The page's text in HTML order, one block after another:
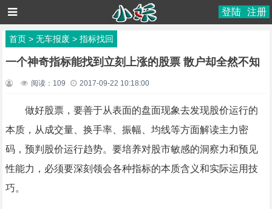
登陆 注册
首页> 无车报废 > 指标找回
一个神奇指标能找到立刻上涨的股票 散户却全然不知
阅读： 109 2017-09-22 10:18:00
做好股票，要善于从表面的盘面现象去发现股价运行的
本质，从成交量、换手率、振幅、均线等方面解读主力密
码，预判股价运行趋势。要培养对股市敏感的洞察力和预见
性能力，必须要深刻领会各种指标的本质含义和实际运用技
巧。